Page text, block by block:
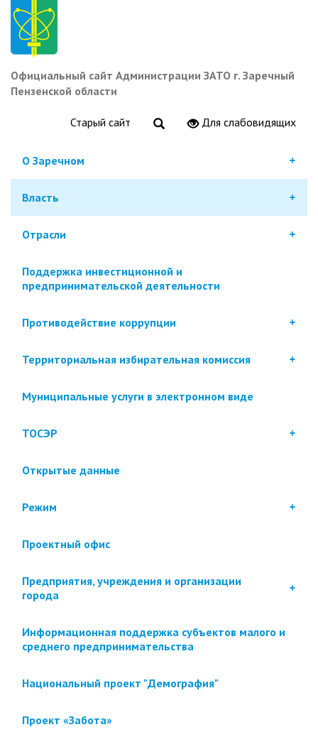
Перейти
основному
содержанию
Официальный сайт Администрации ЗАТО г. Заречный
Пензенской области
Старый сайт Для слабовидящих
О Заречном
Власть
Отрасли
Поддержка инвестиционной и
предпринимательской деятельности
Противодействие коррупции
Территориальная избирательная комиссия
Муниципальные услуги в электронном виде
ТОСЭР
Открытые данные
Режим
Проектный офис
Предприятия, учреждения и организации
города
Информационная поддержка субъектов малого и
среднего предпринимательства
Национальный проект "Демография"
Проект «Забота»